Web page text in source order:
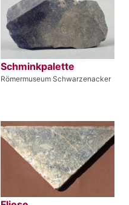
Schminkpalette
Römermuseum Schwarzenacker